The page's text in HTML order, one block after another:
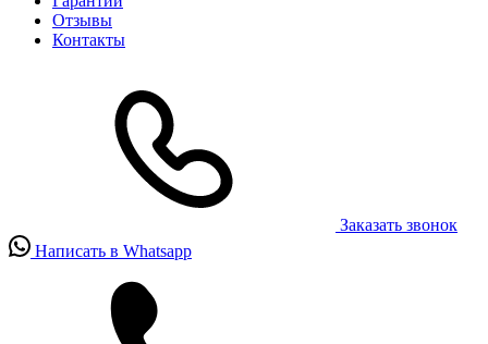
Отзывы
Контакты
Заказать звонок
Написать в Whatsapp